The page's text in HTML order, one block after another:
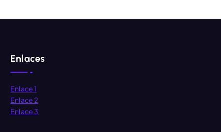
Enlaces
Enlace 1
Enlace 2
Enlace 3